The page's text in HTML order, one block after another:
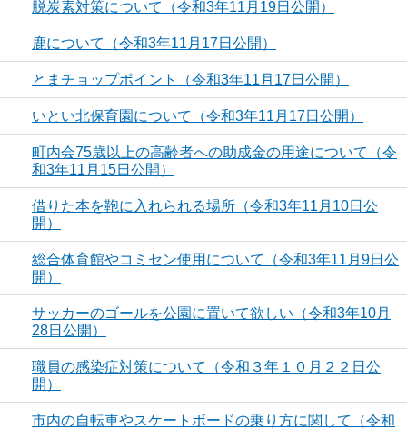
脱炭素対策について（令和3年11月19日公開）
鹿について（令和3年11月17日公開）
とまチョップポイント（令和3年11月17日公開）
いとい北保育園について（令和3年11月17日公開）
町内会75歳以上の高齢者への助成金の用途について（令
和3年11月15日公開）
借りた本を鞄に入れられる場所（令和3年11月10日公
開）
総合体育館やコミセン使用について（令和3年11月9日公
開）
サッカーのゴールを公園に置いて欲しい（令和3年10月
28日公開）
職員の感染症対策について（令和３年１０月２２日公
開）
市内の自転車やスケートボードの乗り方に関して（令和